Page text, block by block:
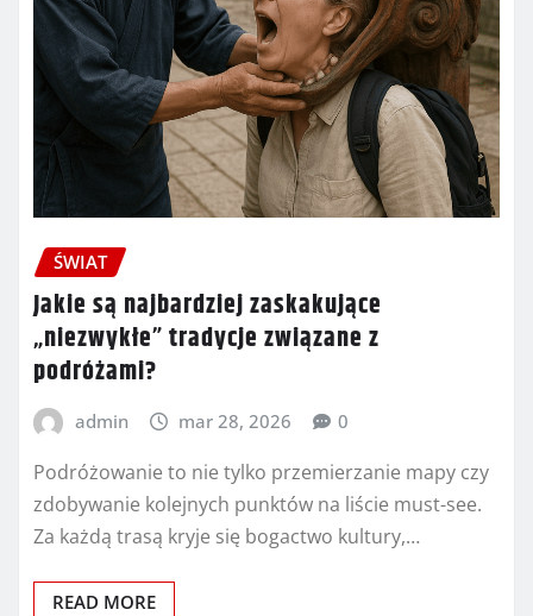
ŚWIAT
Jakie są najbardziej zaskakujące
„niezwykłe” tradycje związane z
podróżami?
admin mar 28, 2026 0
Podróżowanie to nie tylko przemierzanie mapy czy
zdobywanie kolejnych punktów na liście must-see.
Za każdą trasą kryje się bogactwo kultury,…
READ MORE